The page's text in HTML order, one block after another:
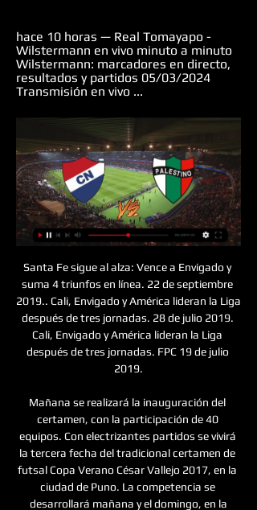
hace 10 horas — Real Tomayapo -
Wilstermann en vivo minuto a minuto
Wilstermann: marcadores en directo,
resultados y partidos 05/03/2024
Transmisión en vivo ...
Santa Fe sigue al alza: Vence a Envigado y suma 4 triunfos en línea. 22 de septiembre 2019.. Cali, Envigado y América lideran la Liga después de tres jornadas. 28 de julio 2019. Cali, Envigado y América lideran la Liga después de tres jornadas. FPC 19 de julio 2019.

Mañana se realizará la inauguración del certamen, con la participación de 40 equipos. Con electrizantes partidos se vivirá la tercera fecha del tradicional certamen de futsal Copa Verano César Vallejo 2017, en la ciudad de Puno. La competencia se desarrollará mañana y el domingo, en la

Fútbol, Chile - Palestino: marcadores en directo, resultados SUDAMÉRICA · Copa Libertadores - Clasificación. Nacional Asunción (Par). Palestino (Chi). 05.03. 16:30 ; CHILE · Primera División. O'Higgins. Palestino. 09.03. 15: ...

El Nacional-Sportivo Trinidense vea el minuto a minuto Sport hace 6 días — El Nacional-Sportivo Trinidense vea el minuto a minuto Sportivo Trinidense vs. El Nacional: Minuto a minuto - Fútbol 29 febrero 2024 hace 12 ...

Online Universidad Católica Coquimbo en vivo La UC se hace 19 horas — vs Coquimbo – Horario y cómo ver el Campeonato Nacional por TV y ONLINE. EN VIVO | UNIVERSIDAD CATOLICA vs COQUIMBO UNIDO YouTube YouTube ...

Nacional vs. Palestino por Copa Libertadores: día, hora y TV Nacional vs. Palestino se miden por el partido de ida de la Fase 3 de la Copa Libertadores 2024. Viví toda la previa a través de 365Scores.

Partido Real Bpdca. Linense-Murcia. Información, horario y resultado.El encuentro de Segunda B 2019/2020 - Grupo IV correspondiente a la Jornada 11 se disputará el día 03/11/2019 .

Palestino hizo un minuto de silencio por la guerra en Gaza 11 nov 2023 — Los "tetracolores" saltaron a la cancha con su ya reconocida chaqueta con el diseño de la bandera palestina, junto al tradicional pañuelo árabe ...

Colo Colo vs. Palestino 0-1: resultado, resumen y gol del 2:28:11Bryan Carrasco le dio la victoria a Palestino sobre Colo Colo en una nueva fecha del Campeonato Nacional de Chile.El Comercio Perú · ADN Chile · 8 oct 2023

Jornada 3, partido en directo de Europa League que enfrenta al Zenit con el Girondins Bordeaux El mejor material de humor y de temática deportiva de toda la red. Si eres un apasionado de los deportes, aquí encontrarás las mejores risas con fotos, memes, vídeos, gifs, recopilatorios, fotomontajes, etc.

Távora enmudeció a Sevilla El correo de Andalucía - MANUEL BOHÓRQUEZ - 16/09/2018 Al final, el público se levantó a aplaudir y observé cómo había personas con las lágrimas en la cara. El jueves, 30 de mayo a las 21:00h., en el Teatro Távora, se representará la última...

Predicción y estadísticas del partido de fútbol Sportivo Barracas - Canuelas FC de Argentina Primera C Metropolitana del 25/03/2019. También están disponibles todas las predicciones de la jornada de liga Argentina Primera C Metropolitana

Sarmiento de Junín, que perdió el ascenso directo ante Arsenal de Sarandí en el desempate que definió el título, visitará esta noche a Independiente Rivadavia, en Mendoza, en el partido de ida por una de las semifinales del reducido de la Primera B Nacional, del cual surgirá el segundo ascenso a la Superliga.

La Quiniela | Los mejores resultados de la Quiniela de FÃºtbol en Sport, de la mano de Eduardo Losilla ofrecemos los resultados de la quiniela de la liga espaÃ±ola y la quiniela de la prÃ³xima jornada.

Piratas de Campeche venció anoche por 10-5 a Generales de Durango, para quedarse con el primer juego de esta serie interzonas, en la campaña 2017 de la LMB, disputado en el Parque Nelson Barrera Romellón.

Atlético Junior vs Once Caldas en vivo. Ver Partido En Vivo Por Internet Gratis, Partido Online, Partido En Directo, Ver En Vivo Partido, Horario De Partidos, Ver Futbol Online, A Que Hora Se Juega Partido, Ver Juego En Linea, Ver En Vivo Y En Directo Partido Por Internet, Transmision En Vivo,.

Buscador de calles, carreteras y líneas de autobús de departamentos, provincias y poblaciones de Guatemala. Servicios y negocios cercanos, puntos de interés.

Moto reparo en paso de carrasco Reparamos tu Moto Sr,Sra le hacemos cerbis y mantenimiento,Mecánica lijera en su Domicilios ,valla y venga a trabajar tranquilo y ceguro ,cambios d aceite , regulación de frenos

Esta noche se viene otro gran partido en el Polideportivo. Será por la Liga Nacional, en el juego 19 de la temporada para el Ciclón (17-1). Su rival, desde las 22, será Boca Juniors (12-10). Con el pase al Final Four de la LDA en el bolsillo, el equipo de Gonzalo García buscará hoy una nueva victoria.

Seccion de contactos cerca de Saltillo, mujer busca hombre, chico busca chica o hombre busca hombre, todo tipo de anuncios de contactos y amistad. Busco mujer para relacion de 90 mint no soy mamon ni me hagas y ni te hagas perder el tiempo publico esto para ser directo en lo que busco gracias nalgona por favor 3 mandar precio por.

Palestino VS Universidad de Chile - Facebook 2:12:16... nacional. Sonia aquí, Sonia Quiff y Rebeca Fernández. Muy buen equipo Club Deportivo Palestino 的更多视频. 01:03. ⚽️ Goles de Palestino ...Facebook · Club Deportivo Palestino · 10 sept 2022

Boca del Río, Veracruz.-El Club Deportivo Veracruz cayó la tarde de este domingo por marcador de dos goles por cero ante los Pumas de la UNAM, esto en partido correspondiente a la Jornada 5 del torneo Apertura 2019 de la Liga MX disputado en el Estadio Olímpico de Ciudad Universitaria.

Antofagasta, 2.42 km Av. José Manuel Balmaceda 2355, Antofagasta, II Antofagasta almacenar teléfono indicaciones para llegar a la tienda. Ir a la página de detalles; 3. Mall Vivo El Centro Santiago, 3.01 km Paseo Puente 689, Santiago, RM Metropolitana almacenar teléfono.

Últimas noticias, fotos, y videos de Vélez Sarsfield las encuentras en Perú21.. Boca Juniors vs. Vélez EN DIRECTO: Equipos empatan 0-0 por la Copa de la Superliga.. Con Luis Abram de titular, Velez Sarsfield goleó 5-0 a Deportivo Flandria en amistoso.

Hora y dónde ver EN VIVO Atlético Nacional vs. Nacional hace 8 días — A su vez, de revertir su presente en cuanto a resultados deportivos. Palestino, de Chile, y Portuguesa, de Venezuela. Publicidad.

ABC (Madrid) - 16/03/2009, p. 80 - 80 DEPORTES Fútbol s Resultados y clasificaciones LUNES 16 s 3 s 2009 ABC LIGA BBVA RESULTADOS Almería- Barcelona Athletic- Real Madrid Atlético- Villarreal Betis- Osasuna Español- Mallorca Málaga- Sevilla Racing- Numancia Sporting- D

Listado de codigos Postales de la Ciudad de Mérida Yucatán: Águilas Chuburna 97215 Álvaro Torres 97256 15 de Mayo 97229 5 Colonias 97280 60 Norte 97208 Algarrobos Desarrollo Residencial 97305 Almendros 97203 Altabrisa 97130 Amalia

El domingo 13 de octubre a las 8:00 de la noche se llevará a cabo el duelo entre Honduras-Martinica correpondiente a la jornada 4 del torneo de Liga de Naciones. Ilusionada por el triunfo y cansada por el viaje desde Trinidad & Tobago, la Selección de Honduras regresó a su tierra para preparar la batalla de mañana contra Martinica.

94' ¡¡¡Final!!! El Barça, campeón de Copa con un Messi sublime. El Barça ya tiene su doblete. ¿Habrá triplete en Berlín? El 6 de junio lo sabremos. 91' "Campeones, campeones" grita la afición del Barcelona. 90' Xavi.... Y su falta roza en el lateral del palo de Herrerín. 90' Cuatro

Fuente: ovaciondigital.com.uy Villeros y carboneros decepcionaron. En una tarde que no podía presentarse mejor, el primero y el segundo no pudieron sacarse diferencias. Probablemente Cerro haya merecido más, pero el empuje desprolijo de Peñarol igualó el rendimiento cerrense y no pasaron del empate. Peñarol llegaba primero y con un punto.

Noticias, foros de ayuda, comparativa de precios, ofertas y opiniones sobre conexiones a internet de Fibra FTTH, Móvil, ADSL, WiFi y operadoras de cable.

Para todos los estudiantes latinoamericanos, España es un destino muy atractivo a la hora de pensar en realizar estudios de posgrado en el exterior. No sólo porque compartimos el mismo idioma - lo que nos reduce el tiempo que tardamos en preparar todo el proceso de aplicación - sino también porque al tener 81 universidades, España cuenta.

Justo en la previa del amistoso entre Uruguay y Perú, que tendrá como protagonista al jugador de Colo Colo, Gabriel Costa, el club uruguayo Rentistas hizo presente su molestia por el dinero que aún no recibe por la transferencia del volante al equipo chileno desde Sporting Cristal.

Con este resultado, Guaraní enfrentará en la tercera fase, previa a la de grupos, al ganador de la llave entre su coterráneo Olimpia y el colombiano Junior, en la que los paraguayos van con ventaja por 1-0 y chocarán en Barranquilla este jueves.

Cuando un jugador haya pateado el balón, cualquiera del mismo lado que se encuentre más cerca de la línea de meta del oponente está fuera de juego, y no puede tocar el balón, ni de ningún modo impedir que lo haga otro jugador, hasta que él esté en juego; pero ningún jugador está fuera de juego cuando el balón es sacado desde detrás.

AMISTOSO | COLO COLO VS PALESTINO La instancia sirvió para probar numerosos jugadores que no habían podido sumar minutos durante el Campeonato Nacional. Primer encuentro. Alineación de Palestino ...

Cerro Largo (Uruguay) estadísticas- Comprueba estadísticas detalladas , encuentros, ratings de jugador y de equipo, plantilla, mejores jugadores, resumenes de formacines, goles, asistencias, gráficos, clasificaciones y noticias.

El Torneo Clausura de la Liga Águila está de regreso con la disputa de la quinta jornada. Envigado y Deportes Tolima se medirán en uno de los duelos más interesantes del fin de semana, en el que los Pijaos son favoritos para lograr su tercera victoria consecutiva.

Palestino vs. Fortaleza (1-2) resultado - Copa Sudamericana 27 jun 2023 — Sin embargo, fue el equipo rival quien se adelantó en el marcador a los 20 minutos del primer tiempo, gracias a un gol de Crispim, quien con un ...

Encuentra Playera Necaxa 2018 Uniformes Jerseys Clubes Nacionales. Cam. Apertura 2018 Linea Fan Roja Charly